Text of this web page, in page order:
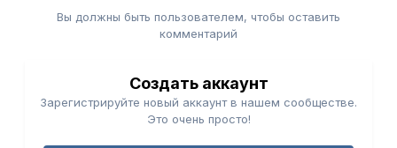
Вы должны быть пользователем, чтобы оставить
комментарий
Создать аккаунт
Зарегистрируйте новый аккаунт в нашем сообществе.
Это очень просто!